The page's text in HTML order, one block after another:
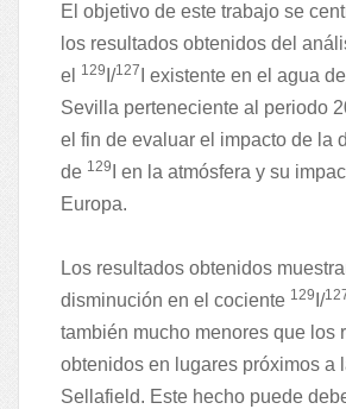
El objetivo de este trabajo se
los resultados obtenidos del
el
129 I/127
I existente en el agua
Sevilla perteneciente al periodo
el fin de evaluar el impacto de la
de 129
I en la atmósfera y su
Europa.
Los resultados obtenidos
disminución en el cociente 129 I/
también mucho menores que los
obtenidos en lugares próximos a
Sellafield. Este hecho puede